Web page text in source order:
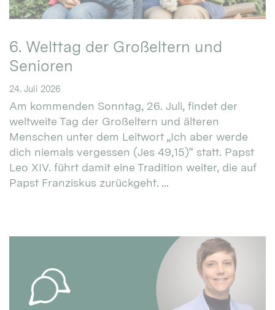
6. Welttag der Großeltern und
Senioren
24. Juli 2026
Am kommenden Sonntag, 26. Juli, findet der
weltweite Tag der Großeltern und älteren
Menschen unter dem Leitwort „Ich aber werde
dich niemals vergessen (Jes 49,15)“ statt. Papst
Leo XIV. führt damit eine Tradition weiter, die auf
Papst Franziskus zurückgeht. ...